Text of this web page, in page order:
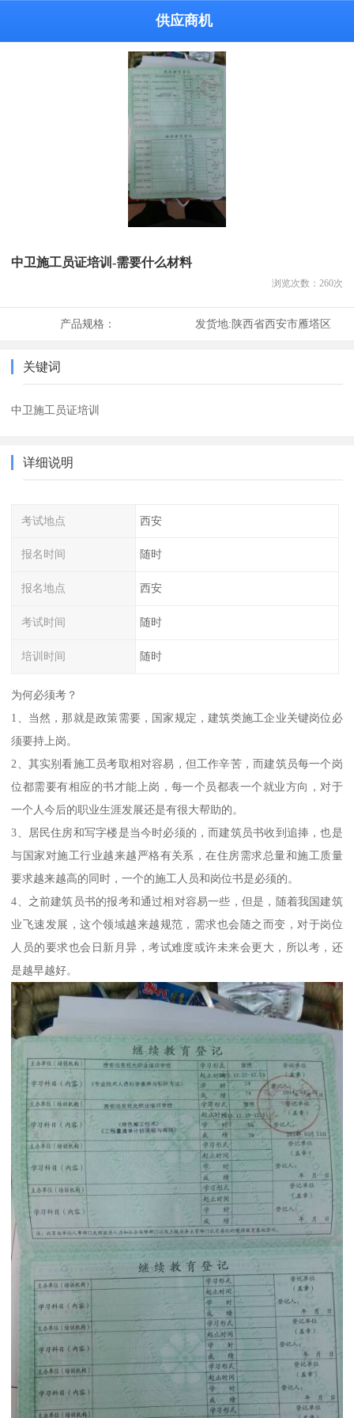
供应商机
中卫施工员证培训-需要什么材料
浏览次数： 260次
产品规格： 发货地:陕西省西安市雁塔区
关键词
中卫施工员证培训
详细说明
考试地点 西安
报名时间 随时
报名地点 西安
考试时间 随时
培训时间 随时
为何必须考？
1、当然，那就是政策需要，国家规定，建筑类施工企业关键岗位必
须要持上岗。
2、其实别看施工员考取相对容易，但工作辛苦，而建筑员每一个岗
位都需要有相应的书才能上岗，每一个员都表一个就业方向，对于
一个人今后的职业生涯发展还是有很大帮助的。
3、居民住房和写字楼是当今时必须的，而建筑员书收到追捧，也是
与国家对施工行业越来越严格有关系，在住房需求总量和施工质量
要求越来越高的同时，一个的施工人员和岗位书是必须的。
4、之前建筑员书的报考和通过相对容易一些，但是，随着我国建筑
业飞速发展，这个领域越来越规范，需求也会随之而变，对于岗位
人员的要求也会日新月异，考试难度或许未来会更大，所以考，还
是越早越好。